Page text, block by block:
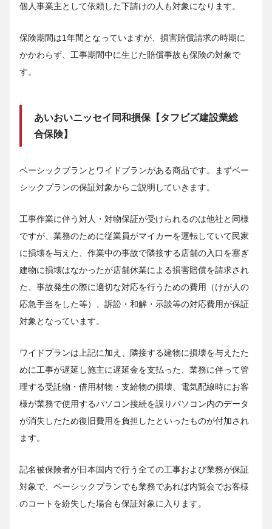
個人事業主として依頼した下請けの人も対象になります。
保険期間は1年間となっていますが、損害賠償請求の時期に
かかわらず、工事期間中に生じた賠償事故も保険の対象で
す。
あいおいニッセイ同和損保【タフビズ建設業総
合保険】
ベーシックプランとワイドプランがある商品です。まずベー
シックプランの保証対象からご説明していきます。
工事作業に伴う対人・対物保証が受けられるのは他社と同様
ですが、業務のために従業員がマイカーを運転していて民家
に損壊を与えた、作業中の事故で隣接する店舗の入口を塞ぎ
建物に損壊はなかったが店舗休業による損害賠償を請求され
た、事故発生の際に適切な対応を行うための費用（けが人の
応急手当をした等）、訴訟・和解・示談等の対応費用が保証
対象となっています。
ワイドプランは上記に加え、隣接する建物に損壊を与えたた
めに工事が遅延し施主に遅延金を支払った、業務に伴って管
理する受託物・借用材物・支給物の損壊、電気配線時にお客
様が業務で使用するパソコン接続を誤りパソコン内のデータ
が消失したため復旧費用を負担したといったものが付加され
ます。
記名被保険者が日本国内で行う全ての工事および業務が保証
対象で、ベーシックプランでも業務であれば内覧会でお客様
のコートを紛失した場合も保証対象に入ります。